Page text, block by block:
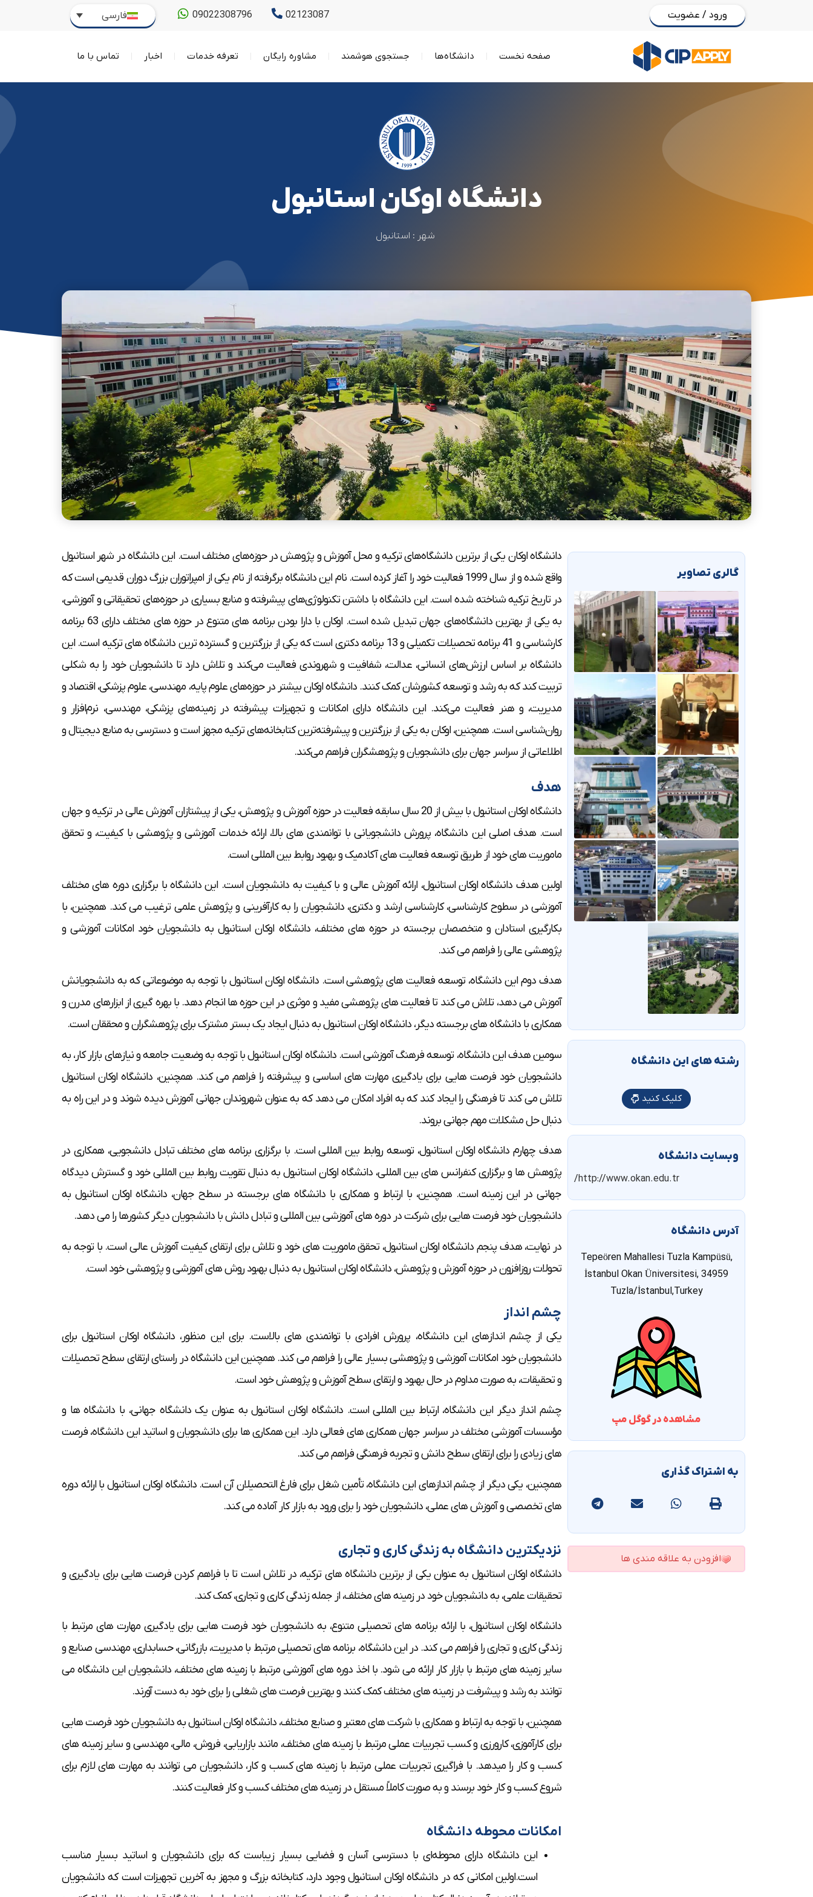
ورود / عضویت 02123087
09022308796 فارسی
صفحه نخست دانشگاه‌ها جستجوی هوشمند مشاوره رایگان تعرفه خدمات اخبار تماس با ما
دانشگاه اوکان استانبول
شهر : استانبول
گالری تصاویر
رشته های این دانشگاه
کلیک کنید
وبسایت دانشگاه
http://www.okan.edu.tr/
آدرس دانشگاه
Tepeören Mahallesi Tuzla Kampüsü,
İstanbul Okan Üniversitesi, 34959
Tuzla/İstanbul,Turkey
مشاهده در گوگل مپ
به اشتراک گذاری
افزودن به علاقه مندی ها
دانشگاه اوکان یکی از برترین دانشگاه‌های ترکیه و محل آموزش و پژوهش در حوزه‌های مختلف است. این دانشگاه در شهر استانبول
واقع شده و از سال 1999 فعالیت خود را آغاز کرده است. نام این دانشگاه برگرفته از نام یکی از امپراتوران بزرگ دوران قدیمی است که
در تاریخ ترکیه شناخته شده است. این دانشگاه با داشتن تکنولوژی‌های پیشرفته و منابع بسیاری در حوزه‌های تحقیقاتی و آموزشی،
به یکی از بهترین دانشگاه‌های جهان تبدیل شده است. اوکان با دارا بودن برنامه های متنوع در حوزه های مختلف دارای 63 برنامه
کارشناسی و 41 برنامه تحصیلات تکمیلی و 13 برنامه دکتری است که یکی از بزرگترین و گسترده ترین دانشگاه های ترکیه است. این
دانشگاه بر اساس ارزش‌های انسانی، عدالت، شفافیت و شهروندی فعالیت می‌کند و تلاش دارد تا دانشجویان خود را به شکلی
تربیت کند که به رشد و توسعه کشورشان کمک کنند. دانشگاه اوکان بیشتر در حوزه‌های علوم پایه، مهندسی، علوم پزشکی، اقتصاد و
مدیریت، و هنر فعالیت می‌کند. این دانشگاه دارای امکانات و تجهیزات پیشرفته در زمینه‌های پزشکی، مهندسی، نرم‌افزار و
روان‌شناسی است. همچنین، اوکان به یکی از بزرگترین و پیشرفته‌ترین کتابخانه‌های ترکیه مجهز است و دسترسی به منابع دیجیتال و
اطلاعاتی از سراسر جهان برای دانشجویان و پژوهشگران فراهم می‌کند.
هدف
دانشگاه اوکان استانبول با بیش از 20 سال سابقه فعالیت در حوزه آموزش و پژوهش، یکی از پیشتازان آموزش عالی در ترکیه و جهان
است. هدف اصلی این دانشگاه، پرورش دانشجویانی با توانمندی های بالا، ارائه خدمات آموزشی و پژوهشی با کیفیت، و تحقق
ماموریت های خود از طریق توسعه فعالیت های آکادمیک و بهبود روابط بین المللی است.
اولین هدف دانشگاه اوکان استانبول، ارائه آموزش عالی و با کیفیت به دانشجویان است. این دانشگاه با برگزاری دوره های مختلف
آموزشی در سطوح کارشناسی، کارشناسی ارشد و دکتری، دانشجویان را به کارآفرینی و پژوهش علمی ترغیب می کند. همچنین، با
بکارگیری استادان و متخصصان برجسته در حوزه های مختلف، دانشگاه اوکان استانبول به دانشجویان خود امکانات آموزشی و
پژوهشی عالی را فراهم می کند.
هدف دوم این دانشگاه، توسعه فعالیت های پژوهشی است. دانشگاه اوکان استانبول با توجه به موضوعاتی که به دانشجویانش
آموزش می دهد، تلاش می کند تا فعالیت های پژوهشی مفید و موثری در این حوزه ها انجام دهد. با بهره گیری از ابزارهای مدرن و
همکاری با دانشگاه های برجسته دیگر، دانشگاه اوکان استانبول به دنبال ایجاد یک بستر مشترک برای پژوهشگران و محققان است.
سومین هدف این دانشگاه، توسعه فرهنگ آموزشی است. دانشگاه اوکان استانبول با توجه به وضعیت جامعه و نیازهای بازار کار، به
دانشجویان خود فرصت هایی برای یادگیری مهارت های اساسی و پیشرفته را فراهم می کند. همچنین، دانشگاه اوکان استانبول
تلاش می کند تا فرهنگی را ایجاد کند که به افراد امکان می دهد که به عنوان شهروندان جهانی آموزش دیده شوند و در این راه به
دنبال حل مشکلات مهم جهانی بروند.
هدف چهارم دانشگاه اوکان استانبول، توسعه روابط بین المللی است. با برگزاری برنامه های مختلف تبادل دانشجویی، همکاری در
پژوهش ها و برگزاری کنفرانس های بین المللی، دانشگاه اوکان استانبول به دنبال تقویت روابط بین المللی خود و گسترش دیدگاه
جهانی در این زمینه است. همچنین، با ارتباط و همکاری با دانشگاه های برجسته در سطح جهان، دانشگاه اوکان استانبول به
دانشجویان خود فرصت هایی برای شرکت در دوره های آموزشی بین المللی و تبادل دانش با دانشجویان دیگر کشورها را می دهد.
در نهایت، هدف پنجم دانشگاه اوکان استانبول، تحقق ماموریت های خود و تلاش برای ارتقای کیفیت آموزش عالی است. با توجه به
تحولات روزافزون در حوزه آموزش و پژوهش، دانشگاه اوکان استانبول به دنبال بهبود روش های آموزشی و پژوهشی خود است.
چشم انداز
یکی از چشم اندازهای این دانشگاه، پرورش افرادی با توانمندی های بالاست. برای این منظور، دانشگاه اوکان استانبول برای
دانشجویان خود امکانات آموزشی و پژوهشی بسیار عالی را فراهم می کند. همچنین این دانشگاه در راستای ارتقای سطح تحصیلات
و تحقیقات، به صورت مداوم در حال بهبود و ارتقای سطح آموزش و پژوهش خود است.
چشم انداز دیگر این دانشگاه، ارتباط بین المللی است. دانشگاه اوکان استانبول به عنوان یک دانشگاه جهانی، با دانشگاه ها و
مؤسسات آموزشی مختلف در سراسر جهان همکاری های فعالی دارد. این همکاری ها برای دانشجویان و اساتید این دانشگاه، فرصت
های زیادی را برای ارتقای سطح دانش و تجربه فرهنگی فراهم می کند.
همچنین، یکی دیگر از چشم اندازهای این دانشگاه، تأمین شغل برای فارغ التحصیلان آن است. دانشگاه اوکان استانبول با ارائه دوره
های تخصصی و آموزش های عملی، دانشجویان خود را برای ورود به بازار کار آماده می کند.
نزدیکترین دانشگاه به زندگی کاری و تجاری
دانشگاه اوکان استانبول به عنوان یکی از برترین دانشگاه های ترکیه، در تلاش است تا با فراهم کردن فرصت هایی برای یادگیری و
تحقیقات علمی، به دانشجویان خود در زمینه های مختلف، از جمله زندگی کاری و تجاری، کمک کند.
دانشگاه اوکان استانبول، با ارائه برنامه های تحصیلی متنوع، به دانشجویان خود فرصت هایی برای یادگیری مهارت های مرتبط با
زندگی کاری و تجاری را فراهم می کند. در این دانشگاه، برنامه های تحصیلی مرتبط با مدیریت، بازرگانی، حسابداری، مهندسی صنایع و
سایر زمینه های مرتبط با بازار کار ارائه می شود. با اخذ دوره های آموزشی مرتبط با زمینه های مختلف، دانشجویان این دانشگاه می
توانند به رشد و پیشرفت در زمینه های مختلف کمک کنند و بهترین فرصت های شغلی را برای خود به دست آورند.
همچنین، با توجه به ارتباط و همکاری با شرکت های معتبر و صنایع مختلف، دانشگاه اوکان استانبول به دانشجویان خود فرصت هایی
برای کارآموزی، کارورزی و کسب تجربیات عملی مرتبط با زمینه های مختلف، مانند بازاریابی، فروش، مالی، مهندسی و سایر زمینه های
کسب و کار را میدهد. با فراگیری تجربیات عملی مرتبط با زمینه های کسب و کار، دانشجویان می توانند به مهارت های لازم برای
شروع کسب و کار خود برسند و به صورت کاملاً مستقل در زمینه های مختلف کسب و کار فعالیت کنند.
امکانات محوطه دانشگاه
این دانشگاه دارای محوطه‌ای با دسترسی آسان و فضایی بسیار زیباست که برای دانشجویان و اساتید بسیار مناسب
است.اولین امکانی که در دانشگاه اوکان استانبول وجود دارد، کتابخانه بزرگ و مجهز به آخرین تجهیزات است که دانشجویان